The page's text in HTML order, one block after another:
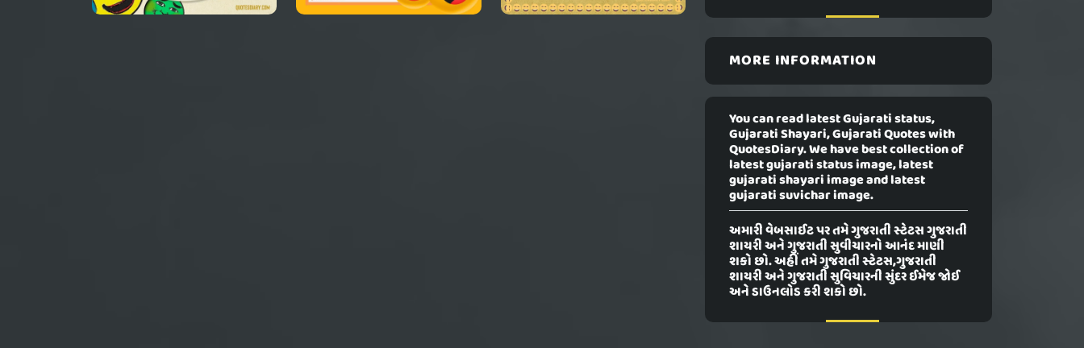
MORE INFORMATION
You can read latest Gujarati status,
Gujarati Shayari, Gujarati Quotes with
QuotesDiary. We have best collection of
latest gujarati status image, latest
gujarati shayari image and latest
gujarati suvichar image.
અમારી વેબસાઈટ પર તમે ગુજરાતી સ્ટેટસ ગુજરાતી
શાયરી અને ગુજરાતી સુવીચારનો આનંદ માણી
શકો છો. અહીં તમે ગુજરાતી સ્ટેટસ,ગુજરાતી
શાયરી અને ગુજરાતી સુવિચારની સુંદર ઈમેજ જોઈ
અને ડાઉનલોડ કરી શકો છો.